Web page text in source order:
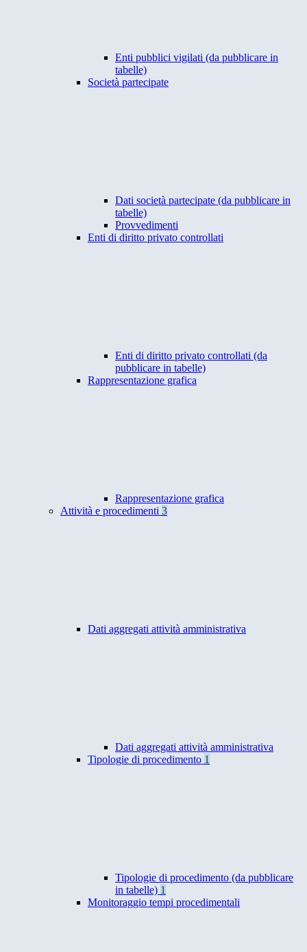
Enti pubblici vigilati (da pubblicare in
tabelle)
Società partecipate
Dati società partecipate (da pubblicare in
tabelle)
Provvedimenti
Enti di diritto privato controllati
Enti di diritto privato controllati (da
pubblicare in tabelle)
Rappresentazione grafica
Rappresentazione grafica
Attività e procedimenti 3
Dati aggregati attività amministrativa
Dati aggregati attività amministrativa
Tipologie di procedimento 1
Tipologie di procedimento (da pubblicare
in tabelle) 1
Monitoraggio tempi procedimentali